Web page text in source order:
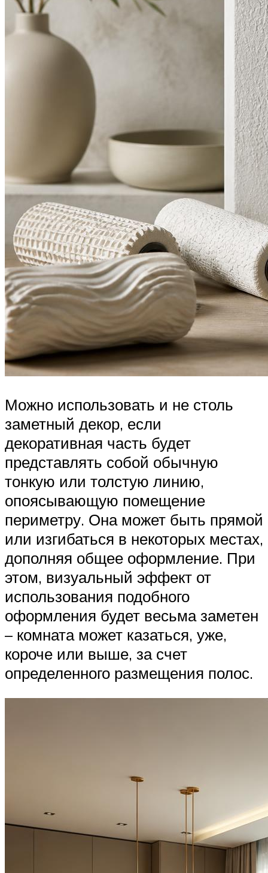
Можно использовать и не столь
заметный декор, если
декоративная часть будет
представлять собой обычную
тонкую или толстую линию,
опоясывающую помещение
периметру. Она может быть прямой
или изгибаться в некоторых местах,
дополняя общее оформление. При
этом, визуальный эффект от
использования подобного
оформления будет весьма заметен
– комната может казаться, уже,
короче или выше, за счет
определенного размещения полос.